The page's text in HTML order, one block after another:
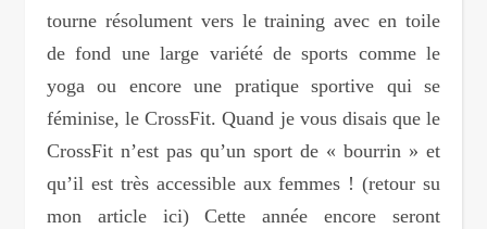
tourne résolument vers le training avec en toile
de fond une large variété de sports comme le
yoga ou encore une pratique sportive qui se
féminise, le CrossFit. Quand je vous disais que le
CrossFit n’est pas qu’un sport de « bourrin » et
qu’il est très accessible aux femmes ! (retour su
mon article ici) Cette année encore seront